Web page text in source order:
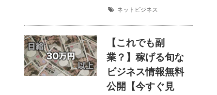
ネットビジネス
【これでも副
業？】稼げる旬な
ビジネス情報無料
公開【今すぐ見